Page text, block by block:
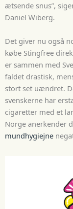
ætsende snus”,
Daniel Wiberg.
Det giver nu også
købe Stingfree
er sammen med
faldet drastisk,
stort set uændret.
svenskerne har
cigaretter med et
Norge anerkender
mundhygiejne